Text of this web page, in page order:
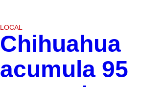
LOCAL
Chihuahua
acumula 95